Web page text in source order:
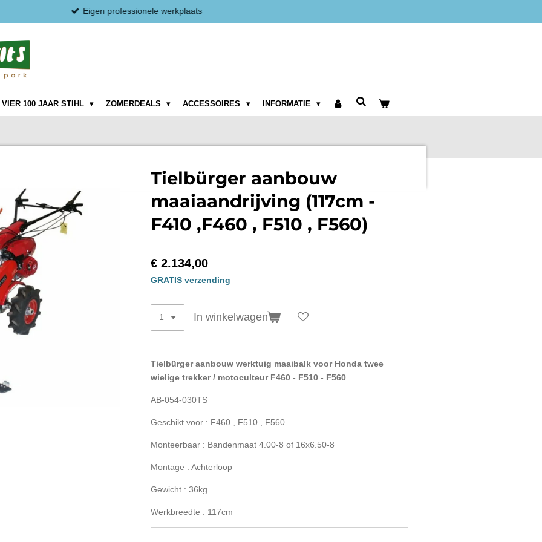
Eigen professionele werkplaats
VIER 100 JAAR STIHL ZOMERDEALS ACCESSOIRES INFORMATIE
Tielbürger aanbouw
maaiaandrijving (117cm -
F410 ,F460 , F510 , F560)
€ 2.134,00
GRATIS verzending
In winkelwagen
Tielbürger aanbouw werktuig maaibalk voor Honda twee
wielige trekker / motoculteur F460 - F510 - F560
AB-054-030TS
Geschikt voor : F460 , F510 , F560
Monteerbaar : Bandenmaat 4.00-8 of 16x6.50-8
Montage : Achterloop
Gewicht : 36kg
Werkbreedte : 117cm